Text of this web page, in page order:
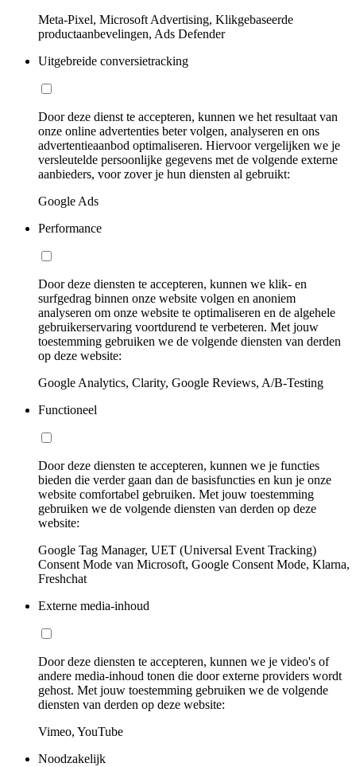
Meta-Pixel, Microsoft Advertising, Klikgebaseerde
productaanbevelingen, Ads Defender
Uitgebreide conversietracking
Door deze dienst te accepteren, kunnen we het resultaat van
onze online advertenties beter volgen, analyseren en ons
advertentieaanbod optimaliseren. Hiervoor vergelijken we je
versleutelde persoonlijke gegevens met de volgende externe
aanbieders, voor zover je hun diensten al gebruikt:
Google Ads
Performance
Door deze diensten te accepteren, kunnen we klik- en
surfgedrag binnen onze website volgen en anoniem
analyseren om onze website te optimaliseren en de algehele
gebruikerservaring voortdurend te verbeteren. Met jouw
toestemming gebruiken we de volgende diensten van derden
op deze website:
Google Analytics, Clarity, Google Reviews, A/B-Testing
Functioneel
Door deze diensten te accepteren, kunnen we je functies
bieden die verder gaan dan de basisfuncties en kun je onze
website comfortabel gebruiken. Met jouw toestemming
gebruiken we de volgende diensten van derden op deze
website:
Google Tag Manager, UET (Universal Event Tracking)
Consent Mode van Microsoft, Google Consent Mode, Klarna,
Freshchat
Externe media-inhoud
Door deze diensten te accepteren, kunnen we je video's of
andere media-inhoud tonen die door externe providers wordt
gehost. Met jouw toestemming gebruiken we de volgende
diensten van derden op deze website:
Vimeo, YouTube
Noodzakelijk